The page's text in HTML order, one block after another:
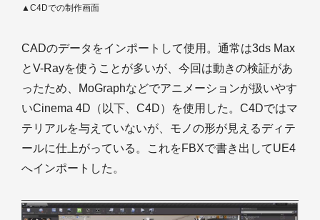
▲C4Dでの制作画面
CADのデータをインポートして使用。通常は3ds Max
とV-Rayを使うことが多いが、今回は動きの検証があ
ったため、MoGraphなどでアニメーションが扱いやす
いCinema 4D（以下、C4D）を使用した。C4Dではマ
テリアルを与えていないが、モノの形が見えるディテ
ールに仕上がっている。これをFBXで書き出してUE4
へインポートした。